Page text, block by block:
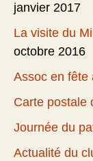
janvier 2017
La visite du
octobre 2016
Assoc en fête
Carte postale
Journée du
Actualité du